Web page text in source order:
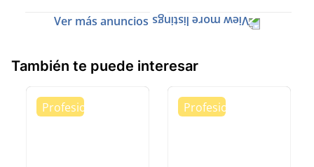
Ver más anuncios
También te puede interesar